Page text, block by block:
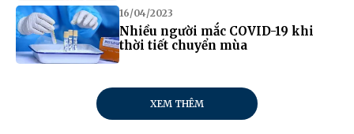
16/04/2023
Nhiều người mắc COVID-19 khi
thời tiết chuyển mùa
XEM THÊM